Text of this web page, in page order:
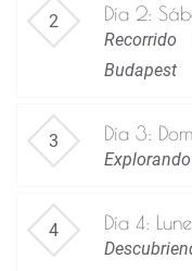
Día 2:
Budapest
Día 3:
Día 4: